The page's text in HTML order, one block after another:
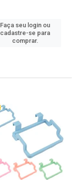
Faça seu login ou
cadastre-se para
comprar.